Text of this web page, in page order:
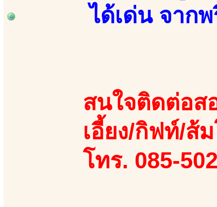
ได้เด่น จาก
สนใจติดต่อส
เอี้ยง/กิฟท์/ส้
โทร. 085-